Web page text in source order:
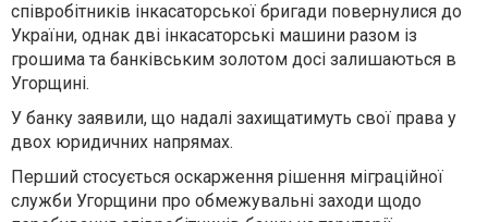
співробітників інкасаторської бригади повернулися до
України, однак дві інкасаторські машини разом із
грошима та банківським золотом досі залишаються в
Угорщині.
У банку заявили, що надалі захищатимуть свої права у
двох юридичних напрямах.
Перший стосується оскарження рішення міграційної
служби Угорщини про обмежувальні заходи щодо